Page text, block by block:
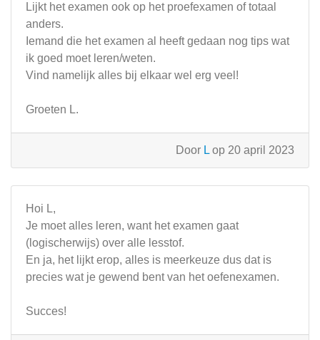
Lijkt het examen ook op het proefexamen of totaal
anders.
Iemand die het examen al heeft gedaan nog tips wat
ik goed moet leren/weten.
Vind namelijk alles bij elkaar wel erg veel!
Groeten L.
Door L op 20 april 2023
Hoi L,
Je moet alles leren, want het examen gaat
(logischerwijs) over alle lesstof.
En ja, het lijkt erop, alles is meerkeuze dus dat is
precies wat je gewend bent van het oefenexamen.
Succes!